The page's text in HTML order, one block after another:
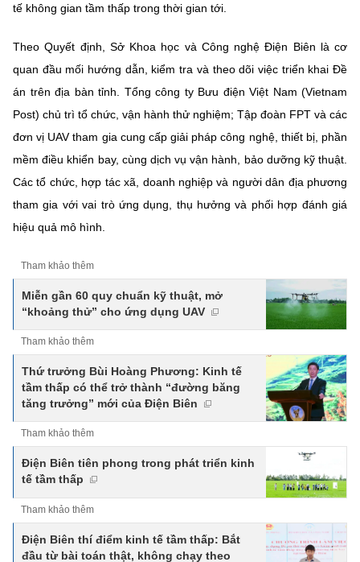
tế không gian tầm thấp trong thời gian tới.
Theo Quyết định, Sở Khoa học và Công nghệ Điện Biên là cơ
quan đầu mối hướng dẫn, kiểm tra và theo dõi việc triển khai Đề
án trên địa bàn tỉnh. Tổng công ty Bưu điện Việt Nam (Vietnam
Post) chủ trì tổ chức, vận hành thử nghiệm; Tập đoàn FPT và các
đơn vị UAV tham gia cung cấp giải pháp công nghệ, thiết bị, phần
mềm điều khiển bay, cùng dịch vụ vận hành, bảo dưỡng kỹ thuật.
Các tổ chức, hợp tác xã, doanh nghiệp và người dân địa phương
tham gia với vai trò ứng dụng, thụ hưởng và phối hợp đánh giá
hiệu quả mô hình.
Tham khảo thêm
Miễn gần 60 quy chuẩn kỹ thuật, mở
“khoảng thử” cho ứng dụng UAV
Tham khảo thêm
Thứ trưởng Bùi Hoàng Phương: Kinh tế
tầm thấp có thể trở thành “đường băng
tăng trưởng” mới của Điện Biên
Tham khảo thêm
Điện Biên tiên phong trong phát triển kinh
tế tầm thấp
Tham khảo thêm
Điện Biên thí điểm kinh tế tầm thấp: Bắt
đầu từ bài toán thật, không chạy theo